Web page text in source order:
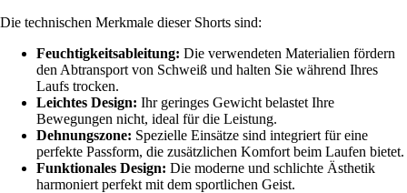
Die technischen Merkmale dieser Shorts sind:
Feuchtigkeitsableitung: Die verwendeten Materialien fördern
den Abtransport von Schweiß und halten Sie während Ihres
Laufs trocken.
Leichtes Design: Ihr geringes Gewicht belastet Ihre
Bewegungen nicht, ideal für die Leistung.
Dehnungszone: Spezielle Einsätze sind integriert für eine
perfekte Passform, die zusätzlichen Komfort beim Laufen bietet.
Funktionales Design: Die moderne und schlichte Ästhetik
harmoniert perfekt mit dem sportlichen Geist.